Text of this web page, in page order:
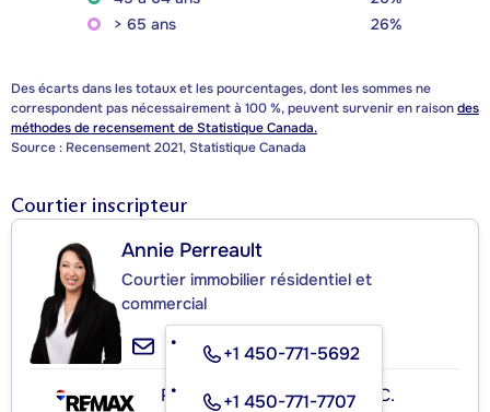
> 65 ans
26%
Des écarts dans les totaux et les pourcentages, dont les sommes ne
correspondent pas nécessairement à 100 %, peuvent survenir en raisondes
méthodes de recensement de Statistique Canada.
Source : Recensement 2021, Statistique Canada
Courtier inscripteur
Annie Perreault
Courtier immobilier résidentiel et
commercial
+1 450-771-5692
+1 450-771-7707
RE/MAX RENAISSANCE INC.